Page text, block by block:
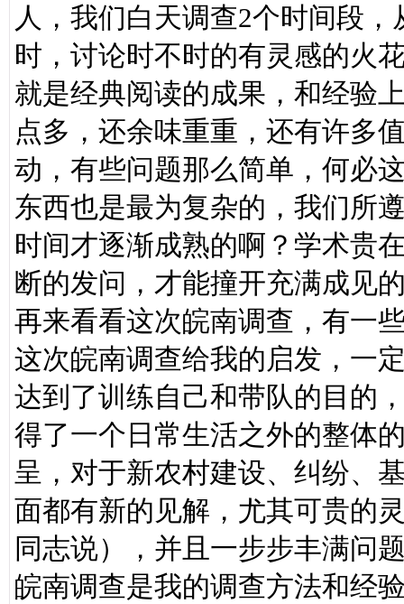
人，我们白天调查2个时间段
时，讨论时不时的有灵感的火
就是经典阅读的成果，和经验
点多，还余味重重，还有许多
动，有些问题那么简单，何必
东西也是最为复杂的，我们所
时间才逐渐成熟的啊？学术贵
断的发问，才能撞开充满成见
再来看看这次皖南调查，有一
这次皖南调查给我的启发，一
达到了训练自己和带队的目的
得了一个日常生活之外的整体
呈，对于新农村建设、纠纷、
面都有新的见解，尤其可贵的
同志说），并且一步步丰满问
皖南调查是我的调查方法和经